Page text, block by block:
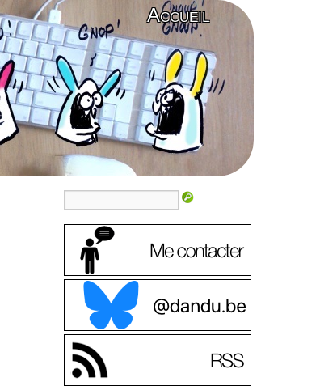
Accueil